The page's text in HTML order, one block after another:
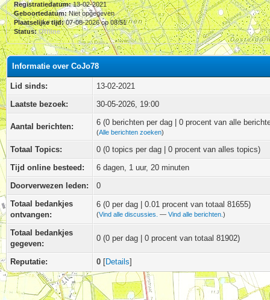
Registratiedatum:13-02-2021
Geboortedatum:Niet opgegeven
Plaatselijke tijd:07-08-2026 op 08:51
Status: Offline
Informatie over CoJo78
Lid sinds:
13-02-2021
Laatste bezoek:
30-05-2026, 19:00
Aantal berichten: 6 (0 berichten per dag | 0 procent van alle
(Alle berichten zoeken)
Totaal Topics:
0 (0 topics per dag | 0 procent van alles topics)
Tijd online besteed:
6 dagen, 1 uur, 20 minuten
Doorverwezen leden:
0
Totaal bedankjes
ontvangen:
6 (0 per dag | 0.01 procent van totaal 81655)
(Vind alle discussies. — Vind alle berichten. )
Totaal bedankjes
gegeven:
0 (0 per dag | 0 procent van totaal 81902)
Reputatie: 0 [Details]